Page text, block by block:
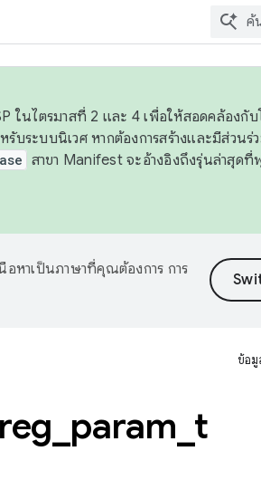
ในไตรมาสที่ 2 และ 4 เพื่อให้สอดคล้องกั
ระบบนิเวศ หากต้องการสร้างและมีส่วนร่
สาขา Manifest จะอ้างอิงถึงรุ่นล่าสุดที่
หาเป็นภาษาที่คุณต้องการ การ
ข้อมู
reg param t